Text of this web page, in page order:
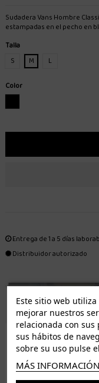
Sudadera Vans Hombre
estampadas en el pecho en
Talla
S
M
L
Color
Entrega de 1 a 5 días
Distribuidor autorizado
ENVÍO
ISLAS CANARIAS
Tenerife 3.50€. Gratis a
Resto de islas 5€. Gratis a
Este sitio web
mejorar nuestros
relacionada con
sus hábitos de
sobre su uso pulse el
MÁS INFORMACIÓN